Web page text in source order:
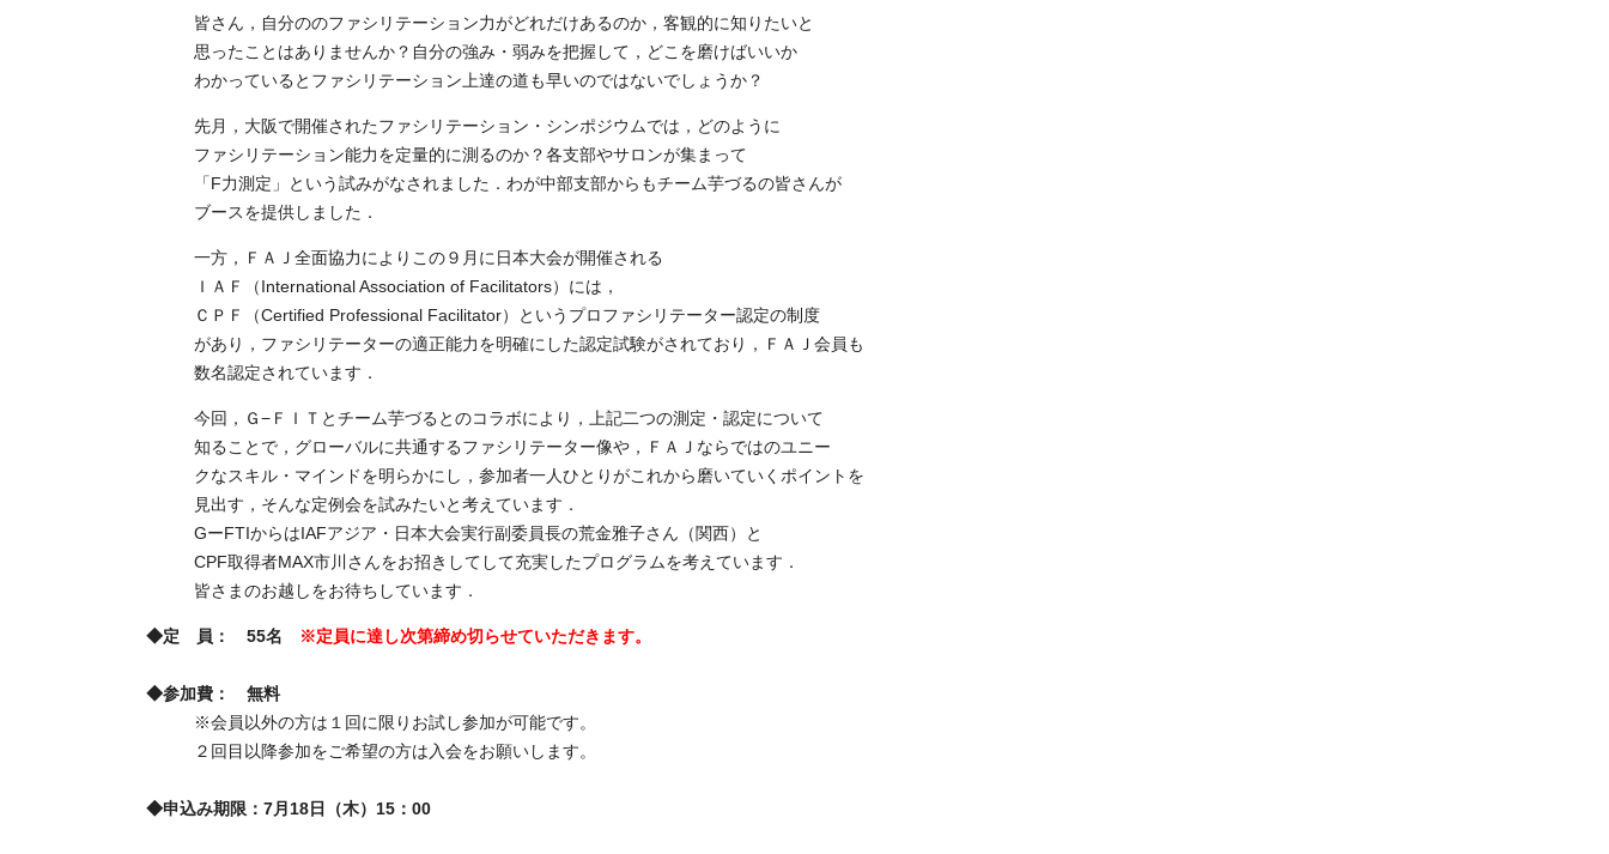
皆さん，自分ののファシリテーション力がどれだけあるのか，客観的に知りたいと
思ったことはありませんか？自分の強み・弱みを把握して，どこを磨けばいいか
わかっているとファシリテーション上達の道も早いのではないでしょうか？
先月，大阪で開催されたファシリテーション・シンポジウムでは，どのように
ファシリテーション能力を定量的に測るのか？各支部やサロンが集まって
「F力測定」という試みがなされました．わが中部支部からもチーム芋づるの皆さんが
ブースを提供しました．
一方，ＦＡＪ全面協力によりこの９月に日本大会が開催される
ＩＡＦ（International Association of Facilitators）には，
ＣＰＦ（Certified Professional Facilitator）というプロファシリテーター認定の制度
があり，ファシリテーターの適正能力を明確にした認定試験がされており，ＦＡＪ会員も
数名認定されています．
今回，Ｇ−ＦＩＴとチーム芋づるとのコラボにより，上記二つの測定・認定について
知ることで，グローバルに共通するファシリテーター像や，ＦＡＪならではのユニー
クなスキル・マインドを明らかにし，参加者一人ひとりがこれから磨いていくポイントを
見出す，そんな定例会を試みたいと考えています．
GーFTIからはIAFアジア・日本大会実行副委員長の荒金雅子さん（関西）と
CPF取得者MAX市川さんをお招きしてして充実したプログラムを考えています．
皆さまのお越しをお待ちしています．
◆定 員： 55名 ※定員に達し次第締め切らせていただきます。
◆参加費： 無料
※会員以外の方は１回に限りお試し参加が可能です。
２回目以降参加をご希望の方は入会をお願いします。
◆申込み期限：7月18日（木）15：00